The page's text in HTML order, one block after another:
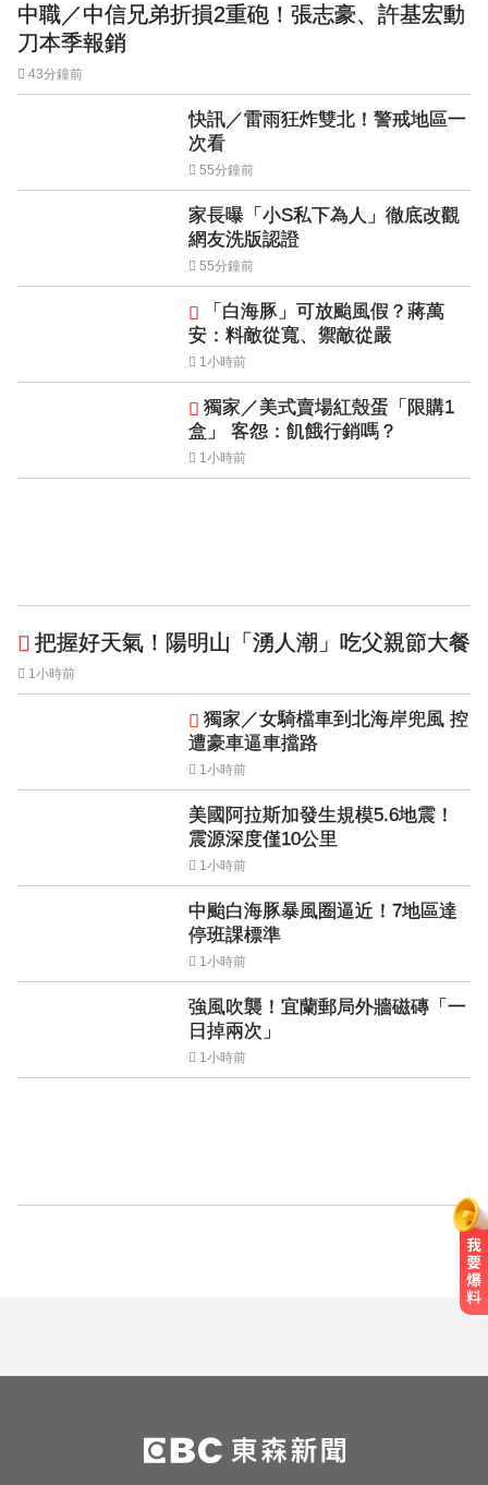
中職／中信兄弟折損2重砲！張志豪、許基宏動
刀本季報銷
43分鐘前
快訊／雷雨狂炸雙北！警戒地區一
次看
55分鐘前
家長曝「小S私下為人」徹底改觀
網友洗版認證
55分鐘前
「白海豚」可放颱風假？蔣萬
安：料敵從寬、禦敵從嚴
1小時前
獨家／美式賣場紅殼蛋「限購1
盒」 客怨：飢餓行銷嗎？
1小時前
把握好天氣！陽明山「湧人潮」吃父親節大餐
1小時前
獨家／女騎檔車到北海岸兜風 控
遭豪車逼車擋路
1小時前
美國阿拉斯加發生規模5.6地震！
震源深度僅10公里
1小時前
中颱白海豚暴風圈逼近！7地區達
停班課標準
1小時前
強風吹襲！宜蘭郵局外牆磁磚「一
日掉兩次」
1小時前